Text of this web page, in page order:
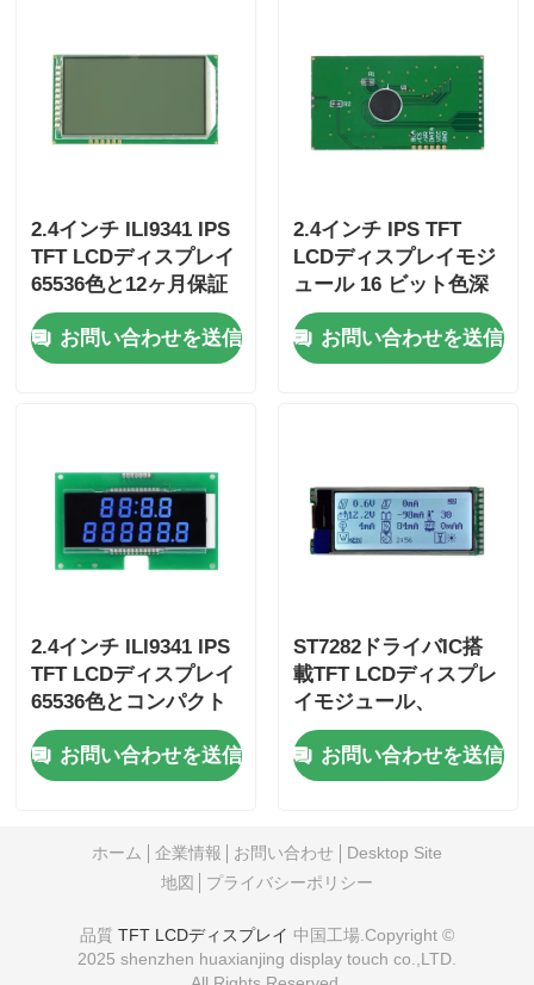
2.4インチ ILI9341 IPS
TFT LCDディスプレイ
65536色と12ヶ月保証
お問い合わせを送信
2.4インチ IPS TFT
LCDディスプレイモジ
ュール 16 ビット色深
さ
105.5mm*67.2mm*3.0mm
サイズと800:1コント
お問い合わせを送信
2.4インチ ILI9341 IPS
TFT LCDディスプレイ
65536色とコンパクト
105.5mm*67.2mm*3.0mm
寸法お問い合わせを送信
ST7282ドライバIC搭
載TFT LCDディスプレ
イモジュール、
0.1905mm×0.0635mm
ピクセルピッチ、12ヶ
月保証付き
お問い合わせを送信
ホーム 企業情報 お問い合わせ
Desktop Site
地図
プライバシーポリシー
品質 TFT LCDディスプレイ 中国工場.Copyright ©
2025 shenzhen huaxianjing display touch co.,LTD.